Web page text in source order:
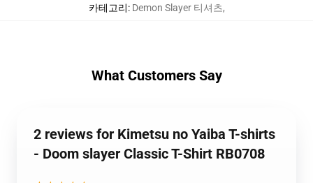
카테고리: Demon Slayer 티셔츠,
What Customers Say
2 reviews for Kimetsu no Yaiba T-shirts
- Doom slayer Classic T-Shirt RB0708